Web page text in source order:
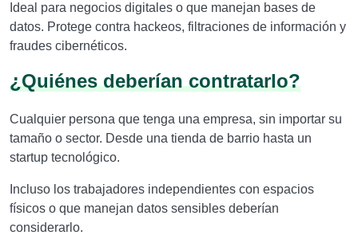
Ideal para negocios digitales o que manejan bases de
datos. Protege contra hackeos, filtraciones de información y
fraudes cibernéticos.
¿Quiénes deberían contratarlo?
Cualquier persona que tenga una empresa, sin importar su
tamaño o sector. Desde una tienda de barrio hasta un
startup tecnológico.
Incluso los trabajadores independientes con espacios
físicos o que manejan datos sensibles deberían
considerarlo.